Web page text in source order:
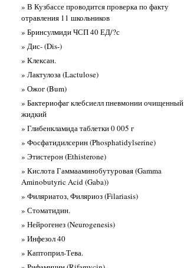
» В Кузбассе проводится проверка по факту
отравления 11 школьников
» Бринсулмиди ЧСП 40 ЕД/?с
» Дис- (Dis-)
» Клексан.
» Лактулоза (Lactulose)
» Ожог (Bum)
» Бактериофаг клебсиелл пневмонии очищенный
жидкий
» Глибенкламида таблетки 0 005 г
» Фосфатидилсерин (Phosphatidylserine)
» Этистерон (Ethisterone)
» Кислота Гаммааминобутуровая (Gamma
Aminobutyric Acid (Gaba))
» Филяриатоз, Филяриоз (Filariasis)
» Стоматидин.
» Нейрогенез (Neurogenesis)
» Инфезол 40
» Каптоприл-Тева.